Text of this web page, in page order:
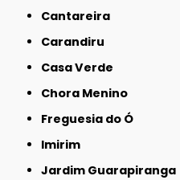
Cantareira
Carandiru
Casa Verde
Chora Menino
Freguesia do Ó
Imirim
Jardim Guarapiranga